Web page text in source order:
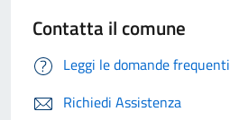
Contatta il comune
Leggi le domande frequenti
Richiedi Assistenza